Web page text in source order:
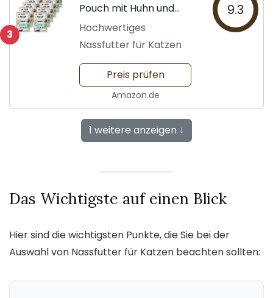
3
Pouch mit Huhn und
Lamm
Hochwertiges
Nassfutter für Katzen
9.3
Preis prüfen
Amazon.de
1 weitere anzeigen ↓
Das Wichtigste auf einen Blick
Hier sind die wichtigsten Punkte, die Sie bei der
Auswahl von Nassfutter für Katzen beachten sollten: